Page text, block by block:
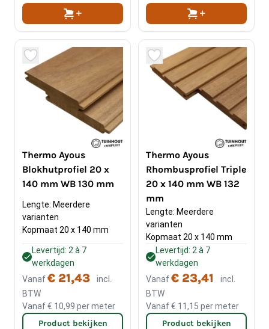
Thermo Ayous
Blokhutprofiel 20 x
140 mm WB 130 mm
Lengte: Meerdere
varianten
Kopmaat 20 x 140 mm
Levertijd: 2 à 7
werkdagen
Vanaf€ 21,43
incl.
BTW
Vanaf€ 10,99 per meter
Product bekijken
Thermo Ayous
Rhombusprofiel Triple
20 x 140 mm WB 132
mm
Lengte: Meerdere
varianten
Kopmaat 20 x 140 mm
Levertijd: 2 à 7
werkdagen
Vanaf€ 23,41
incl.
BTW
Vanaf€ 11,15 per meter
Product bekijken